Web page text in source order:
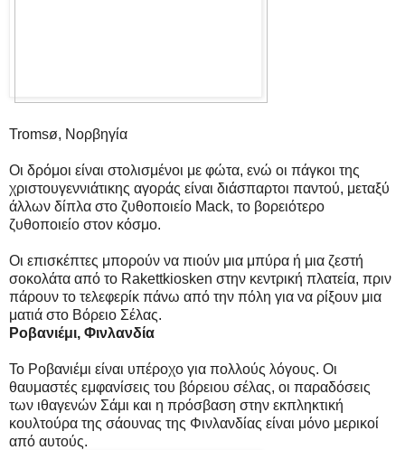
Tromsø, Νορβηγία
Οι δρόμοι είναι στολισμένοι με φώτα, ενώ οι πάγκοι της
χριστουγεννιάτικης αγοράς είναι διάσπαρτοι παντού, μεταξύ
άλλων δίπλα στο ζυθοποιείο Mack, το βορειότερο
ζυθοποιείο στον κόσμο.
Οι επισκέπτες μπορούν να πιούν μια μπύρα ή μια ζεστή
σοκολάτα από το Rakettkiosken στην κεντρική πλατεία, πριν
πάρουν το τελεφερίκ πάνω από την πόλη για να ρίξουν μια
ματιά στο Βόρειο Σέλας.
Ροβανιέμι, Φινλανδία
Το Ροβανιέμι είναι υπέροχο για πολλούς λόγους. Οι
θαυμαστές εμφανίσεις του βόρειου σέλας, οι παραδόσεις
των ιθαγενών Σάμι και η πρόσβαση στην εκπληκτική
κουλτούρα της σάουνας της Φινλανδίας είναι μόνο μερικοί
από αυτούς.